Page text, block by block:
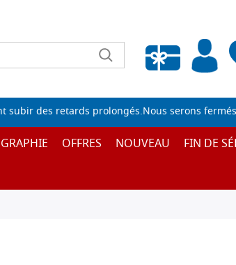
Liste de souhaits vide
des retards prolongés.Nous serons
OFFRES NOUVEAU FIN DE